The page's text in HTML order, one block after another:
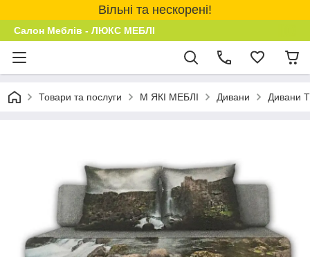
Вільні та нескорені!
Салон Меблів - ЛЮКС МЕБЛІ
Товари та послуги М ЯКІ МЕБЛІ Дивани Дивани